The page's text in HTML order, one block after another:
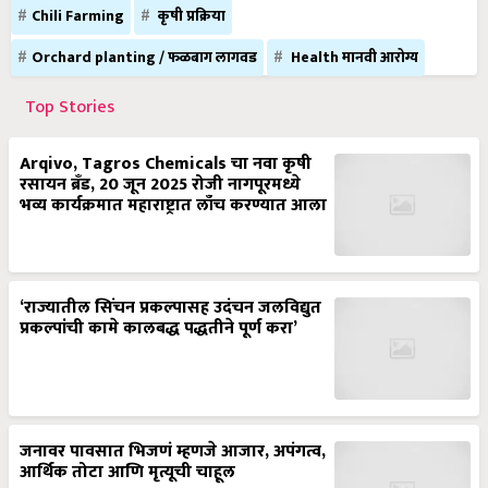
Chili Farming
कृषी प्रक्रिया
Orchard planting / फळबाग लागवड
Health मानवी आरोग्य
Top Stories
Arqivo, Tagros Chemicals चा नवा कृषी
रसायन ब्रँड, 20 जून 2025 रोजी नागपूरमध्ये
भव्य कार्यक्रमात महाराष्ट्रात लाँच करण्यात आला
‘राज्यातील सिंचन प्रकल्पासह उदंचन जलविद्युत
प्रकल्पांची कामे कालबद्ध पद्धतीने पूर्ण करा’
जनावर पावसात भिजणं म्हणजे आजार, अपंगत्व,
आर्थिक तोटा आणि मृत्यूची चाहूल